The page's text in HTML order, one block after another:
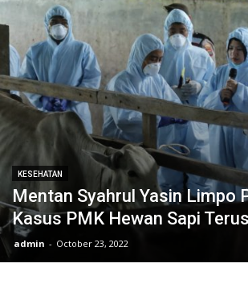
KESEHATAN
Mentan Syahrul Yasin Limpo
Kasus PMK Hewan Sapi
admin - October 23, 2022